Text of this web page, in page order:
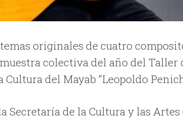
originales de cuatro
colectiva del año del Taller
Cultura del Mayab “Leopoldo
Secretaría de la Cultura y las Artes